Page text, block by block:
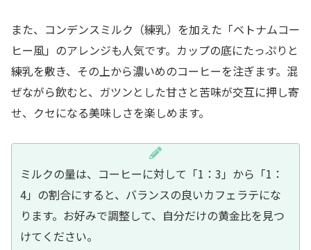
また、コンデンスミルク（練乳）を加えた「ベトナムコー
ヒー風」のアレンジも人気です。カップの底にたっぷりと
練乳を敷き、その上から濃いめのコーヒーを注ぎます。混
ぜながら飲むと、ガツンとした甘さと苦味が交互に押し寄
せ、クセになる美味しさを楽しめます。
ミルクの量は、コーヒーに対して「1：3」から「1：
4」の割合にすると、バランスの良いカフェラテにな
ります。お好みで調整して、自分だけの黄金比を見つ
けてください。